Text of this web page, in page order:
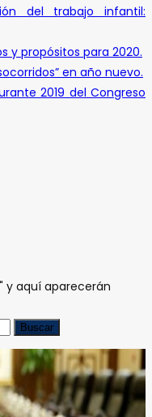
del trabajo infantil:
y propósitos para 2020.
en año nuevo.
2019 del Congreso
y aquí aparecerán